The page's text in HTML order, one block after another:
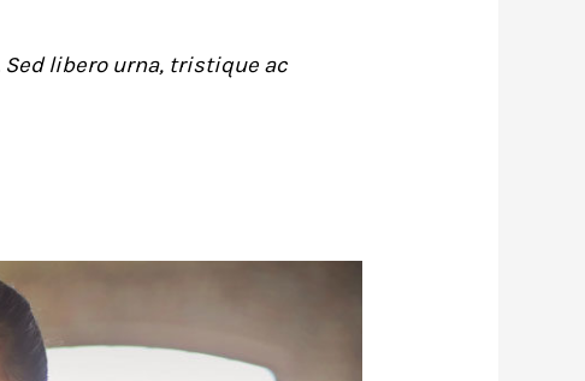
libero urna, tristique ac